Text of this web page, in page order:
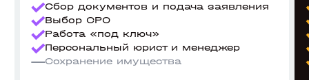
Сбор документов и подача заявления
Выбор СРО
Работа «под ключ»
Персональный юрист и менеджер
Сохранение имущества